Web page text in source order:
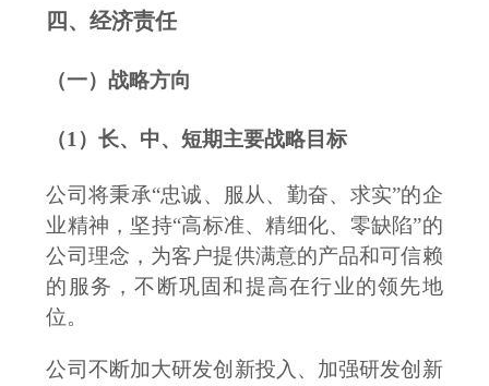
四、经济责任
（一）战略方向
（1）长、中、短期主要战略目标
公司将秉承“忠诚、服从、勤奋、求实”的企
业精神，坚持“高标准、精细化、零缺陷”的
公司理念 ，为客户提供满意的产品和可信赖
的服务，不断巩固和提高在行业的领先地
位。
公司不断加大研发创新投入、加强研发创新